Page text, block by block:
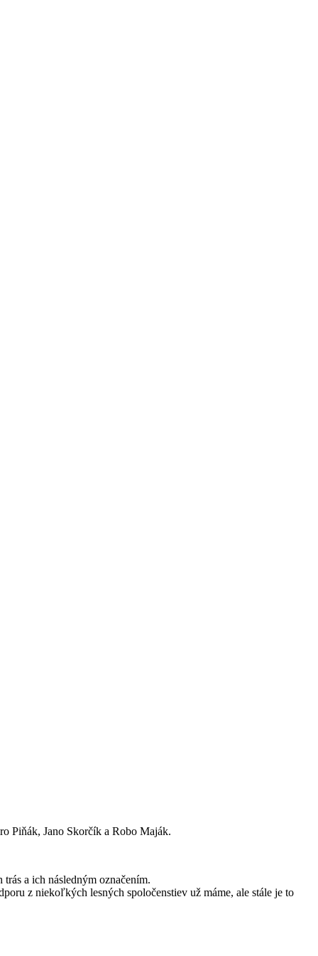
Piňák, Jano Skorčík a Robo Maják.
a ich následným označením.
z niekoľkých lesných spoločenstiev už máme, ale stále je to